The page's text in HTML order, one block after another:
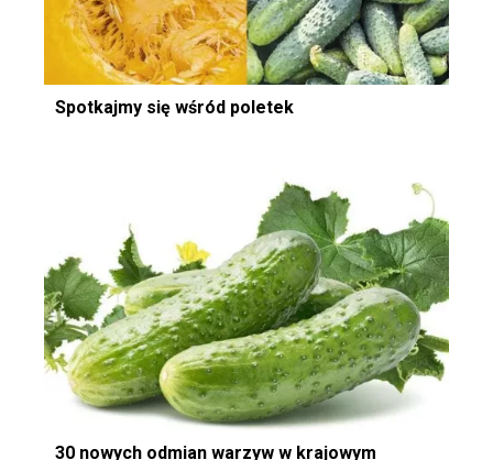
Spotkajmy się wśród poletek
30 nowych odmian warzyw w krajowym